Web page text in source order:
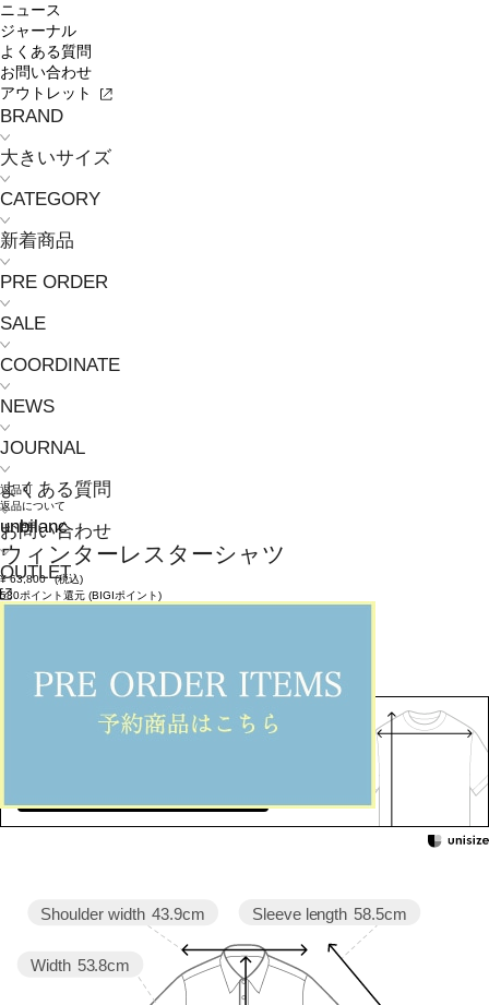
ニュース
ジャーナル
よくある質問
お問い合わせ
アウトレット
BRAND
大きいサイズ
CATEGORY
新着商品
PRE ORDER
SALE
COORDINATE
NEWS
JOURNAL
よくある質問
お問い合わせ
OUTLET
返品可
返品について
unbilanc
ウィンターレスターシャツ
¥ 63,800
(税込)
580ポイント還元 (BIGIポイント)
158cm 51kgRecommended
2
Sleeve length 58.5cm
Width 53.8cm
Shoulder width 43.9cm